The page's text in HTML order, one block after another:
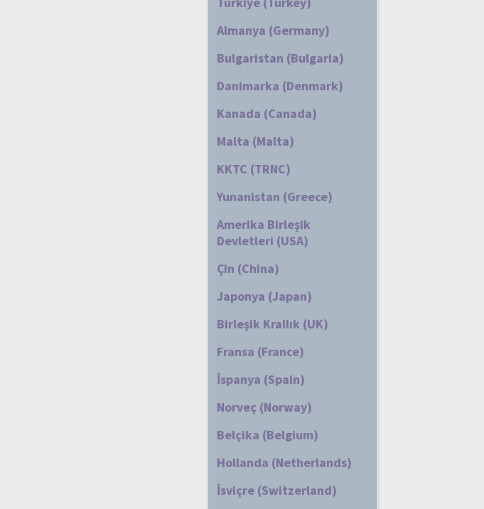
Almanya (Germany)
Bulgaristan (Bulgaria)
Danimarka (Denmark)
Kanada (Canada)
Malta (Malta)
KKTC (TRNC)
Yunanistan (Greece)
Amerika Birleşik
Devletleri (USA)
Çin (China)
Japonya (Japan)
Birleşik Krallık (UK)
Fransa (France)
İspanya (Spain)
Norveç (Norway)
Belçika (Belgium)
Hollanda (Netherlands)
İsviçre (Switzerland)